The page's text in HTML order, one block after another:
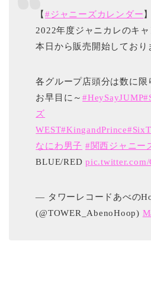
【#ジャニーズカレンダー 】
2022年度ジャニカレのキ
本日から販売開始しており
各グループ店頭分は数に限
お早目に～#HeySayJUMP
ズ
WEST#KingandPrince
なにわ男子 #関西ジャニー
BLUE/REDpic.twitter.com/
— タワーレコードあべの
(@TOWER_AbenoHoop)